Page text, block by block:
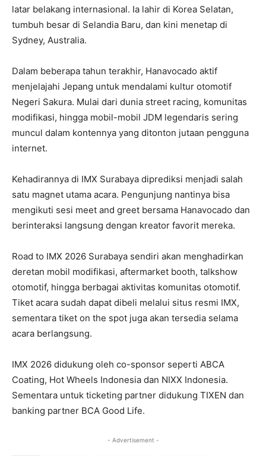
latar belakang internasional. Ia lahir di Korea Selatan,
tumbuh besar di Selandia Baru, dan kini menetap di
Sydney, Australia.
Dalam beberapa tahun terakhir, Hanavocado aktif
menjelajahi Jepang untuk mendalami kultur otomotif
Negeri Sakura. Mulai dari dunia street racing, komunitas
modifikasi, hingga mobil-mobil JDM legendaris sering
muncul dalam kontennya yang ditonton jutaan pengguna
internet.
Kehadirannya di IMX Surabaya diprediksi menjadi salah
satu magnet utama acara. Pengunjung nantinya bisa
mengikuti sesi meet and greet bersama Hanavocado dan
berinteraksi langsung dengan kreator favorit mereka.
Road to IMX 2026 Surabaya sendiri akan menghadirkan
deretan mobil modifikasi, aftermarket booth, talkshow
otomotif, hingga berbagai aktivitas komunitas otomotif.
Tiket acara sudah dapat dibeli melalui situs resmi IMX,
sementara tiket on the spot juga akan tersedia selama
acara berlangsung.
IMX 2026 didukung oleh co-sponsor seperti ABCA
Coating, Hot Wheels Indonesia dan NIXX Indonesia.
Sementara untuk ticketing partner didukung TIXEN dan
banking partner BCA Good Life.
- Advertisement -